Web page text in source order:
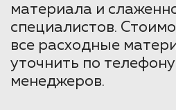
материала и
специалистов.
все расходные
уточнить по
менеджеров.